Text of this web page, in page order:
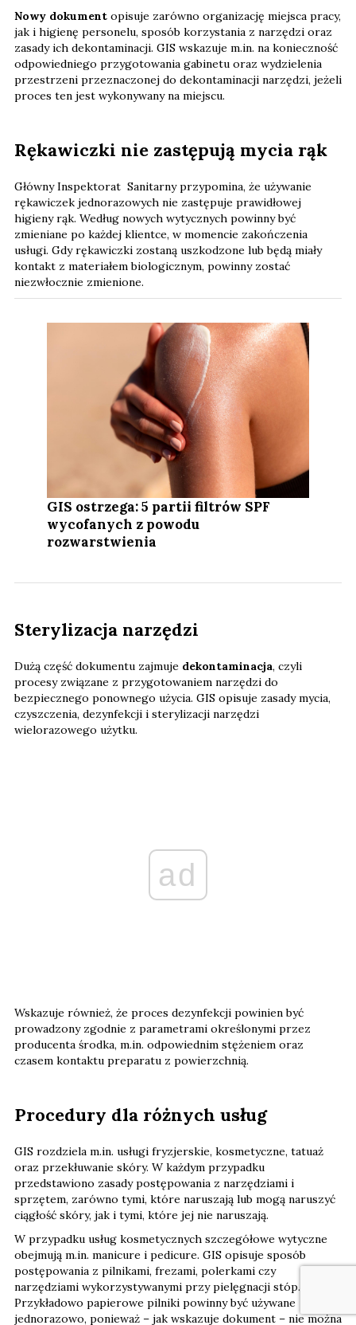
Nowy dokument opisuje zarówno organizację miejsca pracy,
jak i higienę personelu, sposób korzystania z narzędzi oraz
zasady ich dekontaminacji. GIS wskazuje m.in. na konieczność
odpowiedniego przygotowania gabinetu oraz wydzielenia
przestrzeni przeznaczonej do dekontaminacji narzędzi, jeżeli
proces ten jest wykonywany na miejscu.
Rękawiczki nie zastępują mycia rąk
Główny Inspektorat Sanitarny przypomina, że używanie
rękawiczek jednorazowych nie zastępuje prawidłowej
higieny rąk. Według nowych wytycznych powinny być
zmieniane po każdej klientce, w momencie zakończenia
usługi. Gdy rękawiczki zostaną uszkodzone lub będą miały
kontakt z materiałem biologicznym, powinny zostać
niezwłocznie zmienione.
GIS ostrzega: 5 partii filtrów SPF
wycofanych z powodu
rozwarstwienia
Sterylizacja narzędzi
Dużą część dokumentu zajmuje dekontaminacja, czyli
procesy związane z przygotowaniem narzędzi do
bezpiecznego ponownego użycia. GIS opisuje zasady mycia,
czyszczenia, dezynfekcji i sterylizacji narzędzi
wielorazowego użytku.
ad
Wskazuje również, że proces dezynfekcji powinien być
prowadzony zgodnie z parametrami określonymi przez
producenta środka, m.in. odpowiednim stężeniem oraz
czasem kontaktu preparatu z powierzchnią.
Procedury dla różnych usług
GIS rozdziela m.in. usługi fryzjerskie, kosmetyczne, tatuaż
oraz przekłuwanie skóry. W każdym przypadku
przedstawiono zasady postępowania z narzędziami i
sprzętem, zarówno tymi, które naruszają lub mogą naruszyć
ciągłość skóry, jak i tymi, które jej nie naruszają.
W przypadku usług kosmetycznych szczegółowe wytyczne
obejmują m.in. manicure i pedicure. GIS opisuje sposób
postępowania z pilnikami, frezami, polerkami czy
narzędziami wykorzystywanymi przy pielęgnacji stóp.
Przykładowo papierowe pilniki powinny być używane
jednorazowo, ponieważ – jak wskazuje dokument – nie można